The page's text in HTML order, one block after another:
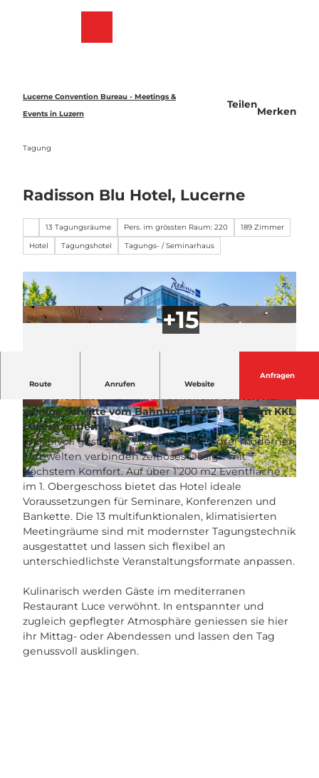
Lucerne Convention Bureau - Meetings &
Events in Luzern
Tagung
Teilen
Merken
Radisson Blu Hotel, Lucerne
13 Tagungsräume Pers. im grössten Raum: 220 189 Zimmer
Hotel Tagungshotel Tagungs- / Seminarhaus
© Radisson Blu Hotel, Lucerne | CC-BY-NC-ND
©info@wimanphotography.com|
CC-BY-NC-ND
© Radisson Blu Hotel, Lucerne |
CC-BY-NC-ND
Route Anrufen Website
Anfragen
Das Radisson Blu Hotel, Lucerne überzeugt durch
seine erstklassige Lage im Lakefront Center, nur
wenige Schritte vom Bahnhof Luzern und dem KKL
Luzern entfernt.
189 stilvoll gestaltete Hotelzimmer in drei modernen
Farbwelten verbinden zeitloses Design mit
höchstem Komfort. Auf über 1’200 m2 Eventfläche
im 1. Obergeschoss bietet das Hotel ideale
Voraussetzungen für Seminare, Konferenzen und
Bankette. Die 13 multifunktionalen, klimatisierten
Meetingräume sind mit modernster Tagungstechnik
ausgestattet und lassen sich flexibel an
unterschiedlichste Veranstaltungsformate anpassen.
Kulinarisch werden Gäste im mediterranen
Restaurant Luce verwöhnt. In entspannter und
zugleich gepflegter Atmosphäre geniessen sie hier
ihr Mittag- oder Abendessen und lassen den Tag
genussvoll ausklingen.